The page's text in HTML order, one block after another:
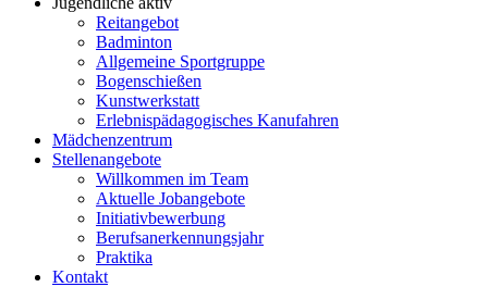
Reitangebot
Badminton
Allgemeine Sportgruppe
Bogenschießen
Kunstwerkstatt
Erlebnispädagogisches Kanufahren
Mädchenzentrum
Stellenangebote
Willkommen im Team
Aktuelle Jobangebote
Initiativbewerbung
Berufsanerkennungsjahr
Praktika
Kontakt